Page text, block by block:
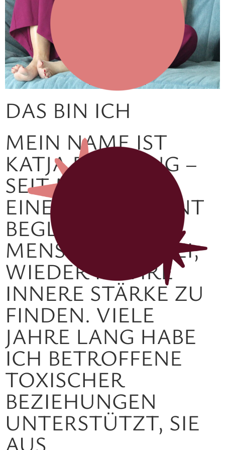
DAS BIN ICH
MEIN NAME IST
KATJA DEMMING –
SEIT MEHR ALS
EINEM JAHRZEHNT
BEGLEITE ICH
MENSCHEN DABEI,
WIEDER IN IHRE
INNERE STÄRKE ZU
FINDEN. VIELE
JAHRE LANG HABE
ICH BETROFFENE
TOXISCHER
BEZIEHUNGEN
UNTERSTÜTZT, SIE
AUS